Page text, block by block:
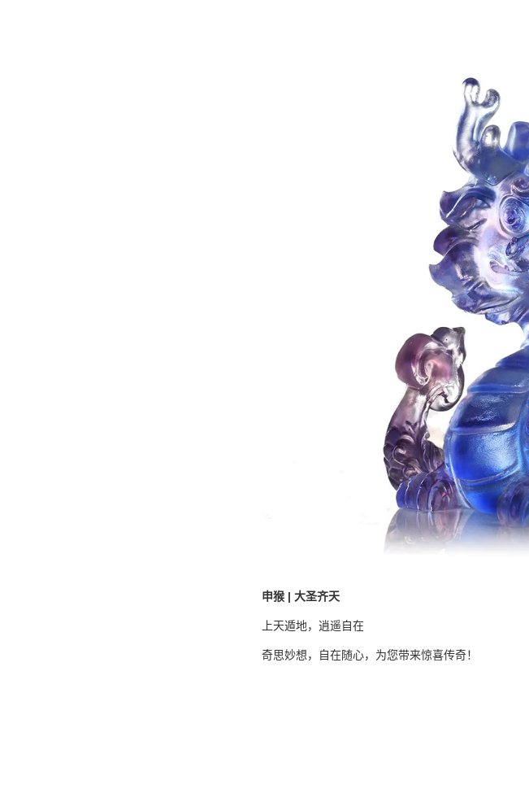
申猴 | 大圣齐天
上天遁地，逍遥自在
奇思妙想，自在随心，为您带来惊喜传奇！